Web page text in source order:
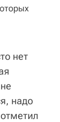
нет
надо